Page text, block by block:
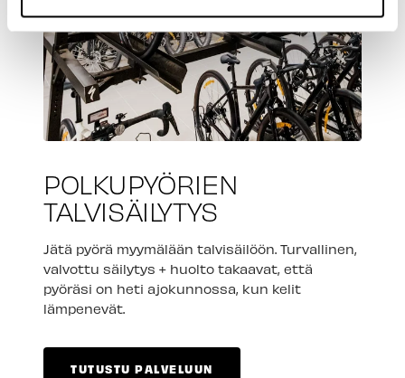
POLKUPYÖRIEN
TALVISÄILYTYS
Jätä pyörä myymälään talvisäilöön. Turvallinen,
valvottu säilytys + huolto takaavat, että
pyöräsi on heti ajokunnossa, kun kelit
lämpenevät.
TUTUSTU PALVELUUN